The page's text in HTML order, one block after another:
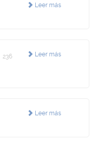
Leer más
Leer más
236
Leer más